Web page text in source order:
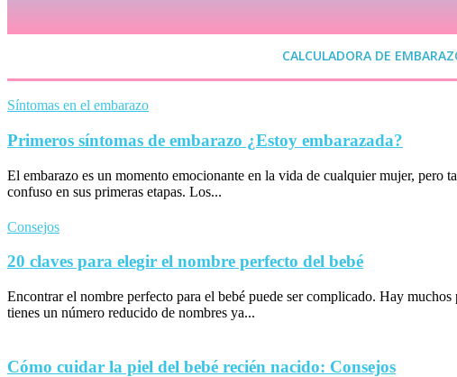
CALCULADORA DE
Síntomas en el embarazo
Primeros síntomas de embarazo ¿Estoy embarazada?
El embarazo es un momento emocionante en la vida de cualquier mujer, pero
confuso en sus primeras etapas. Los...
Consejos
20 claves para elegir el nombre perfecto del bebé
Encontrar el nombre perfecto para el bebé puede ser complicado. Hay
tienes un número reducido de nombres ya...
Cómo cuidar la piel del bebé recién nacido: Consejos